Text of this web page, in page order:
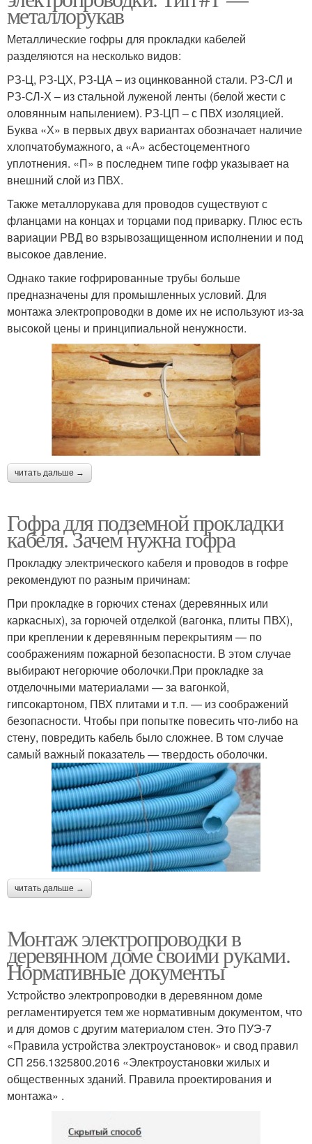
металлорукав
Металлические гофры для прокладки кабелей
разделяются на несколько видов:
РЗ-Ц, РЗ-ЦХ, РЗ-ЦА – из оцинкованной стали. РЗ-СЛ и
РЗ-СЛ-Х – из стальной луженой ленты (белой жести с
оловянным напылением). РЗ-ЦП – с ПВХ изоляцией.
Буква «Х» в первых двух вариантах обозначает наличие
хлопчатобумажного, а «А» асбестоцементного
уплотнения. «П» в последнем типе гофр указывает на
внешний слой из ПВХ.
Также металлорукава для проводов существуют с
фланцами на концах и торцами под приварку. Плюс есть
вариации РВД во взрывозащищенном исполнении и под
высокое давление.
Однако такие гофрированные трубы больше
предназначены для промышленных условий. Для
монтажа электропроводки в доме их не используют из-за
высокой цены и принципиальной ненужности.
читать дальше →
Гофра для подземной прокладки
кабеля. Зачем нужна гофра
Прокладку электрического кабеля и проводов в гофре
рекомендуют по разным причинам:
При прокладке в горючих стенах (деревянных или
каркасных), за горючей отделкой (вагонка, плиты ПВХ),
при креплении к деревянным перекрытиям — по
соображениям пожарной безопасности. В этом случае
выбирают негорючие оболочки.При прокладке за
отделочными материалами — за вагонкой,
гипсокартоном, ПВХ плитами и т.п. — из соображений
безопасности. Чтобы при попытке повесить что-либо на
стену, повредить кабель было сложнее. В том случае
самый важный показатель — твердость оболочки.
читать дальше →
Монтаж электропроводки в
деревянном доме своими руками.
Нормативные документы
Устройство электропроводки в деревянном доме
регламентируется тем же нормативным документом, что
и для домов с другим материалом стен. Это ПУЭ-7
«Правила устройства электроустановок» и свод правил
СП 256.1325800.2016 «Электроустановки жилых и
общественных зданий. Правила проектирования и
монтажа» .